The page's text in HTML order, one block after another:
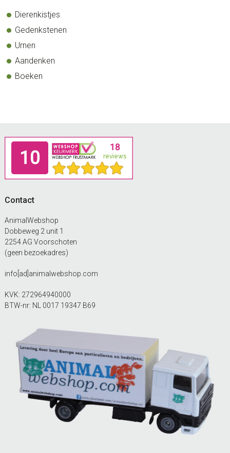
Dierenkistjes
Gedenkstenen
Urnen
Aandenken
Boeken
Footer
Contact
AnimalWebshop
Dobbeweg 2 unit 1
2254 AG Voorschoten
(geen bezoekadres)
info[ad]animalwebshop.com
KVK: 272964940000
BTW-nr: NL 0017 19347 B69